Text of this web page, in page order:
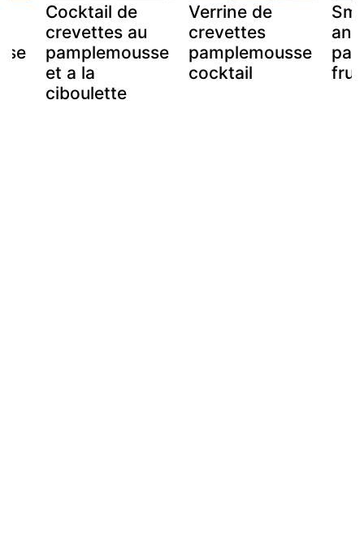
Cocktail de
crevettes au
pamplemousse
et a la
ciboulette
Verrine de
crevettes
pamplemousse
cocktail